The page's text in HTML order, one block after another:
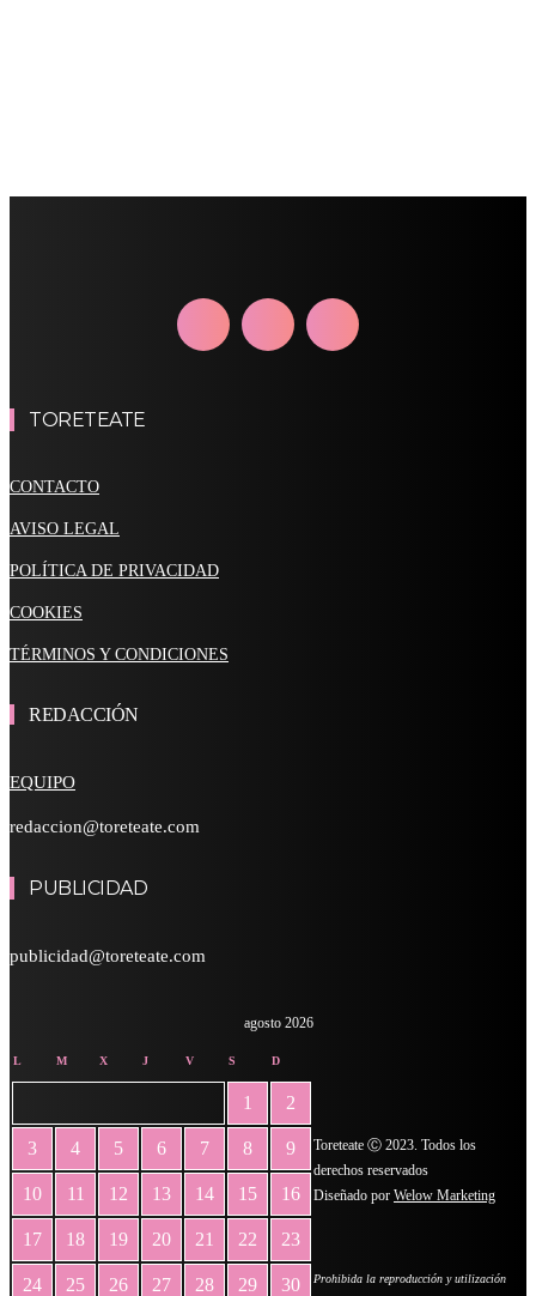
TORETEATE
CONTACTO
AVISO LEGAL
POLÍTICA DE PRIVACIDAD
COOKIES
TÉRMINOS Y CONDICIONES
REDACCIÓN
EQUIPO
redaccion@toreteate.com
PUBLICIDAD
publicidad@toreteate.com
agosto 2026
L M X J V S D
1 2
3 4 5 6 7 8 9
10 11 12 13 14 15 16
17 18 19 20 21 22 23
24 25 26 27 28 29 30
Toreteate Ⓒ 2023. Todos los
derechos reservados
Diseñado por Welow Marketing
Prohibida la reproducción y utilización